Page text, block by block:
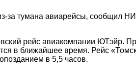
за тумана авиарейсы, сообщил
рейс авиакомпании ЮТэйр.
в ближайшее время. Рейс
в 5,5 часов.